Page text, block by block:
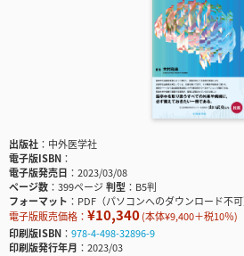
出版社
中外医学社
電子版ISBN
電子版発売日
2023/03/08
ページ数
399ページ判型
B5判
フォーマット
PDF（パソコンへのダウンロード不可
電子版販売価格： ¥10,340(本体¥9,400＋税10％)
印刷版ISBN
978-4-498-32896-9
印刷版発行年月
2023/03